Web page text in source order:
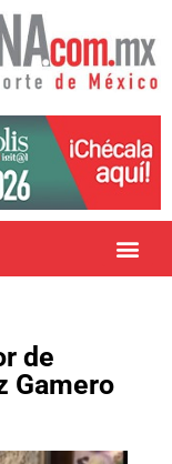
de
Gamero